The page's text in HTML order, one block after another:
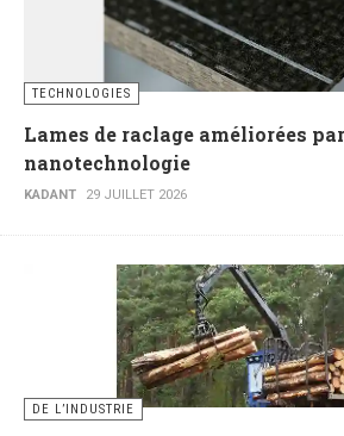
TECHNOLOGIES
Lames de raclage améliorées par
nanotechnologie
KADANT 29 JUILLET 2026
DE L’INDUSTRIE